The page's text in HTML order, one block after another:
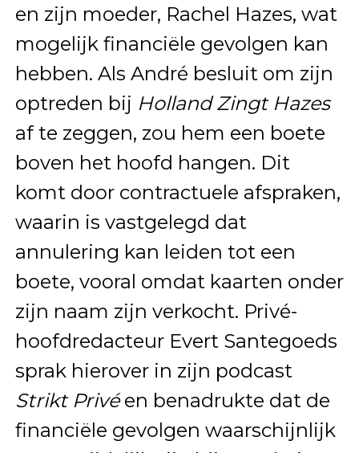
en zijn moeder, Rachel Hazes, wat
mogelijk financiële gevolgen kan
hebben. Als André besluit om zijn
optreden bij Holland Zingt Hazes
af te zeggen, zou hem een boete
boven het hoofd hangen. Dit
komt door contractuele afspraken,
waarin is vastgelegd dat
annulering kan leiden tot een
boete, vooral omdat kaarten onder
zijn naam zijn verkocht. Privé-
hoofdredacteur Evert Santegoeds
sprak hierover in zijn podcast
Strikt Privéen benadrukte dat de
financiële gevolgen waarschijnlijk